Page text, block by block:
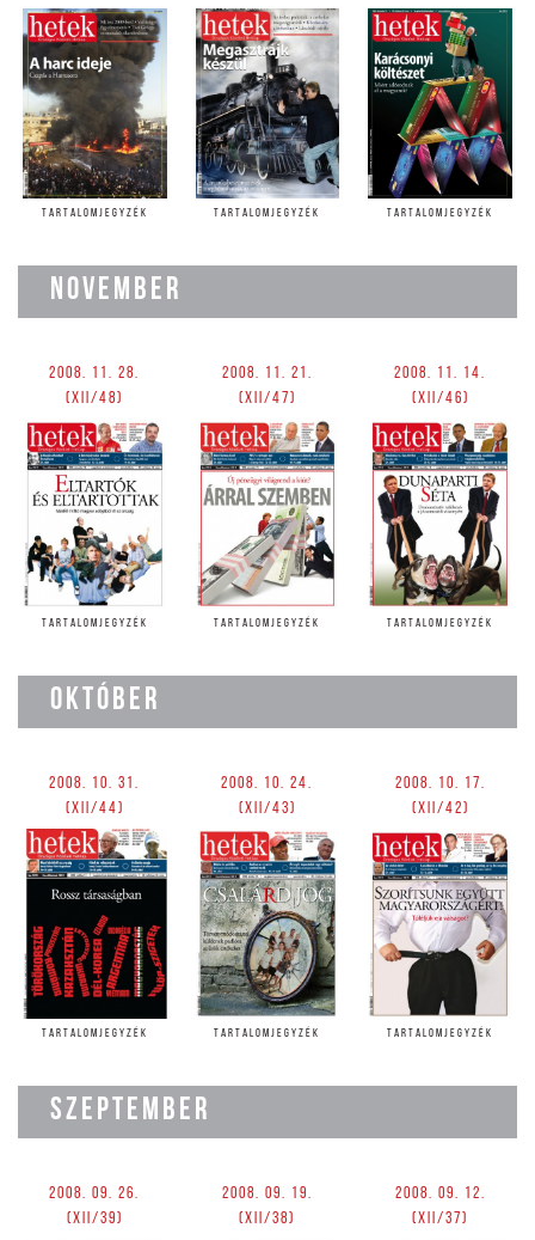
TARTALOMJEGYZÉK TARTALOMJEGYZÉK TARTALOMJEGYZÉK
NOVEMBER
2008. 11. 28.
(XII/48)
TARTALOMJEGYZÉK
2008. 11. 21.
(XII/47)
TARTALOMJEGYZÉK
2008. 11. 14.
(XII/46)
TARTALOMJEGYZÉK
OKTÓBER
2008. 10. 31.
(XII/44)
TARTALOMJEGYZÉK
2008. 10. 24.
(XII/43)
TARTALOMJEGYZÉK
2008. 10. 17.
(XII/42)
TARTALOMJEGYZÉK
SZEPTEMBER
2008. 09. 26.
(XII/39)
2008. 09. 19.
(XII/38)
2008. 09. 12.
(XII/37)